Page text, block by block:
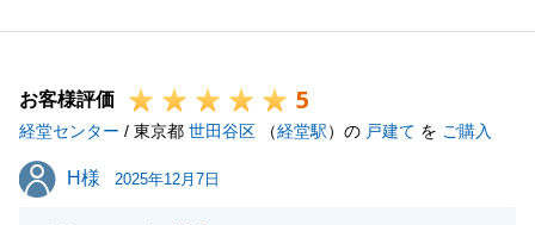
お客様評価 5
経堂センター / 東京都 世田谷区 （経堂駅）の 戸建て を ご購入
H様
H様 2025年12月7日